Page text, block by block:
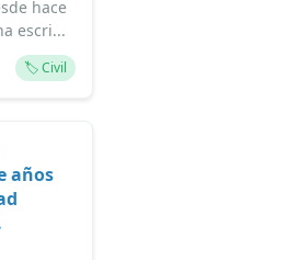
hace
escri...
🏷️ Civil
años